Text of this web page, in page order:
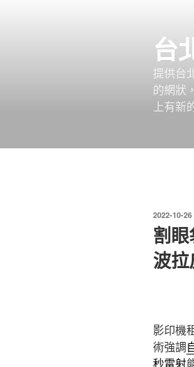
台
提供台
的網狀
上有新
發
佈
於
2022-10-26
割
波
影印機
術強調
秒雷射